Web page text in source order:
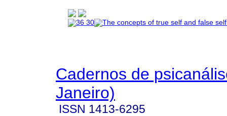
Cadernos de
Janeiro)
ISSN 1413-6295